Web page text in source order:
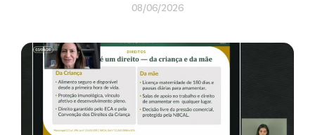
08/06/2026